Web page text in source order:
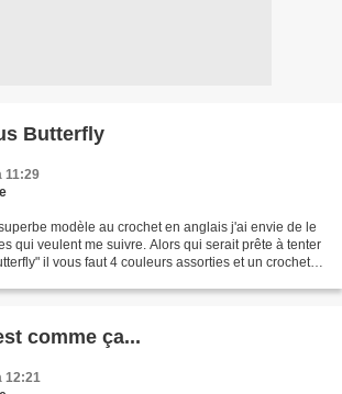
Butterfly
11:29
modèle au crochet en anglais j'ai envie de le
qui veulent me suivre. Alors qui serait prête à tenter
il vous faut 4 couleurs assorties et un crochet
comme ça...
12:21